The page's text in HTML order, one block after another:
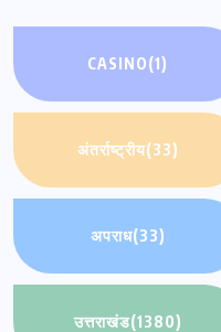
CASINO(1)
अंतर्राष्ट्रीय(33)
अपराध(33)
उत्तराखंड(1380)